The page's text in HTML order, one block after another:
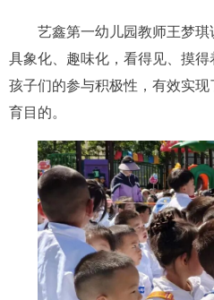
艺鑫第一幼儿园教师王梦
具象化、趣味化，看得见、摸
孩子们的参与积极性，有效实
育目的。